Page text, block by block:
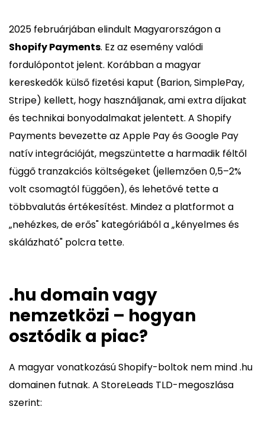
2025 februárjában elindult Magyarországon a
Shopify Payments. Ez az esemény valódi
fordulópontot jelent. Korábban a magyar
kereskedők külső fizetési kaput (Barion, SimplePay,
Stripe) kellett, hogy használjanak, ami extra díjakat
és technikai bonyodalmakat jelentett. A Shopify
Payments bevezette az Apple Pay és Google Pay
natív integrációját, megszüntette a harmadik féltől
függő tranzakciós költségeket (jellemzően 0,5–2%
volt csomagtól függően), és lehetővé tette a
többvalutás értékesítést. Mindez a platformot a
„nehézkes, de erős" kategóriából a „kényelmes és
skálázható" polcra tette.
.hu domain vagy
nemzetközi – hogyan
osztódik a piac?
A magyar vonatkozású Shopify-boltok nem mind .hu
domainen futnak. A StoreLeads TLD-megoszlása
szerint: